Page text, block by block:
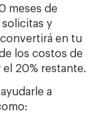
meses de
y
en tu
los costos de
el 20% restante.
a